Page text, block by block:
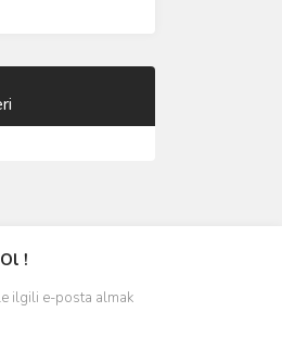
!
ilgili e-posta almak